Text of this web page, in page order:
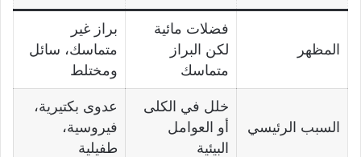
المظهر
فضلات مائية
لكن البراز
متماسك
براز غير
متماسك، سائل
ومختلط
السبب الرئيسي
خلل في الكلى
أو العوامل
البيئية
عدوى بكتيرية،
فيروسية،
طفيلية